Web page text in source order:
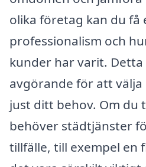
olika företag kan du få
professionalism och
kunder har varit. Detta
avgörande för att
just ditt behov. Om du
behöver städtjänster
tillfälle, till exempel en